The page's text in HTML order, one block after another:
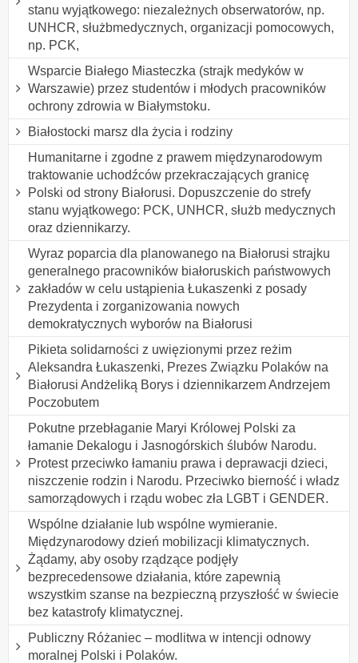
stanu wyjątkowego: niezależnych obserwatorów, np.
UNHCR, służbmedycznych, organizacji pomocowych,
np. PCK,
Wsparcie Białego Miasteczka (strajk medyków w
Warszawie) przez studentów i młodych pracowników
ochrony zdrowia w Białymstoku.
Białostocki marsz dla życia i rodziny
Humanitarne i zgodne z prawem międzynarodowym
traktowanie uchodźców przekraczających granicę
Polski od strony Białorusi. Dopuszczenie do strefy
stanu wyjątkowego: PCK, UNHCR, służb medycznych
oraz dziennikarzy.
Wyraz poparcia dla planowanego na Białorusi strajku
generalnego pracowników białoruskich państwowych
zakładów w celu ustąpienia Łukaszenki z posady
Prezydenta i zorganizowania nowych
demokratycznych wyborów na Białorusi
Pikieta solidarności z uwięzionymi przez reżim
Aleksandra Łukaszenki, Prezes Związku Polaków na
Białorusi Andżeliką Borys i dziennikarzem Andrzejem
Poczobutem
Pokutne przebłaganie Maryi Królowej Polski za
łamanie Dekalogu i Jasnogórskich ślubów Narodu.
Protest przeciwko łamaniu prawa i deprawacji dzieci,
niszczenie rodzin i Narodu. Przeciwko bierność i władz
samorządowych i rządu wobec zła LGBT i GENDER.
Wspólne działanie lub wspólne wymieranie.
Międzynarodowy dzień mobilizacji klimatycznych.
Żądamy, aby osoby rządzące podjęły
bezprecedensowe działania, które zapewnią
wszystkim szanse na bezpieczną przyszłość w świecie
bez katastrofy klimatycznej.
Publiczny Różaniec – modlitwa w intencji odnowy
moralnej Polski i Polaków.